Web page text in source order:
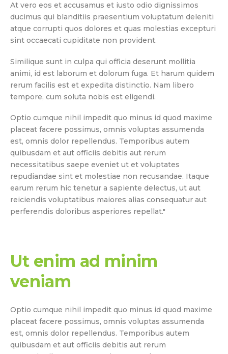
At vero eos et accusamus et iusto odio dignissimos
ducimus qui blanditiis praesentium voluptatum deleniti
atque corrupti quos dolores et quas molestias excepturi
sint occaecati cupiditate non provident.
Similique sunt in culpa qui officia deserunt mollitia
animi, id est laborum et dolorum fuga. Et harum quidem
rerum facilis est et expedita distinctio. Nam libero
tempore, cum soluta nobis est eligendi.
Optio cumque nihil impedit quo minus id quod maxime
placeat facere possimus, omnis voluptas assumenda
est, omnis dolor repellendus. Temporibus autem
quibusdam et aut officiis debitis aut rerum
necessitatibus saepe eveniet ut et voluptates
repudiandae sint et molestiae non recusandae. Itaque
earum rerum hic tenetur a sapiente delectus, ut aut
reiciendis voluptatibus maiores alias consequatur aut
perferendis doloribus asperiores repellat."
Ut enim ad minim
veniam
Optio cumque nihil impedit quo minus id quod maxime
placeat facere possimus, omnis voluptas assumenda
est, omnis dolor repellendus. Temporibus autem
quibusdam et aut officiis debitis aut rerum